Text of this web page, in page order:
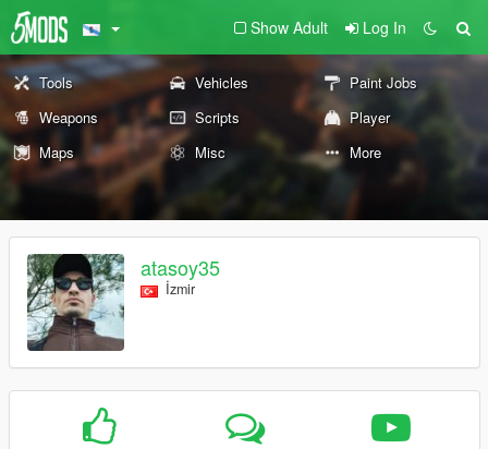
Show Adult Log In
Tools Vehicles
Paint Jobs
Weapons
Scripts
Player
Maps
Misc More
atasoy35
İzmir